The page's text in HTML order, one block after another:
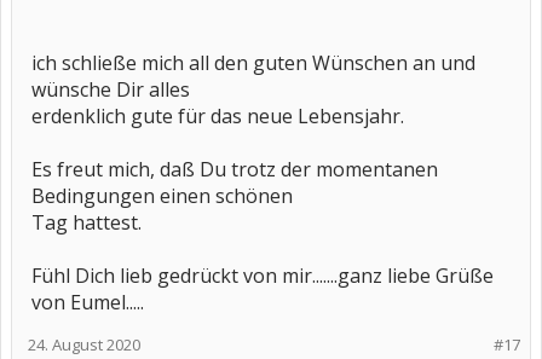
ich schließe mich all den guten Wünschen an und
wünsche Dir alles
erdenklich gute für das neue Lebensjahr.
Es freut mich, daß Du trotz der momentanen
Bedingungen einen schönen
Tag hattest.
Fühl Dich lieb gedrückt von mir.......ganz liebe Grüße
von Eumel.....
#17
24. August 2020